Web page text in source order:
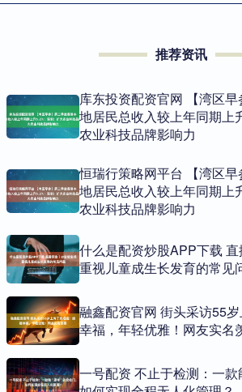
推荐资讯
库东投资配资官网 【湾区
地居民总收入较上年同期上
农业科技品牌影响力
恒瑞行策略网平台 【湾区
地居民总收入较上年同期上
农业科技品牌影响力
什么是配资炒股APP下载
重视儿童成生长发育的常见
融鑫配资官网 街头采访55
幸福，年轻优雅！网友实名
一号配资 不止于检测：一款